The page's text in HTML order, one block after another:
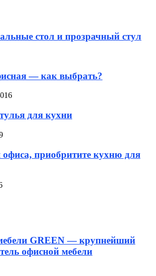
стол и прозрачный стул
— как выбрать?
для кухни
приобритите кухню для
GREEN — крупнейший
офисной мебели